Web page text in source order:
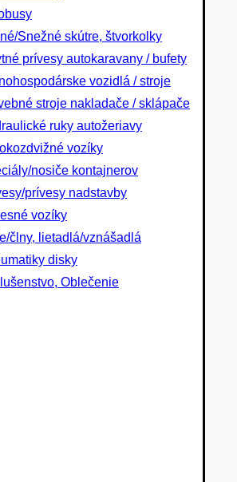
Snežné skútre, štvorkolky
prívesy autokaravany / bufety
vozidlá / stroje
stroje nakladače / sklápače
ruky autožeriavy
vozíky
nosiče kontajnerov
prívesy nadstavby
vozíky
člny, lietadlá/vznášadlá
disky
Oblečenie
vozidlá / stroje
nakladače / sklápače
ruky autožeriavy
vozíky
kontajnerov
nadstavby
vznášadlá
disky
Oblečenie